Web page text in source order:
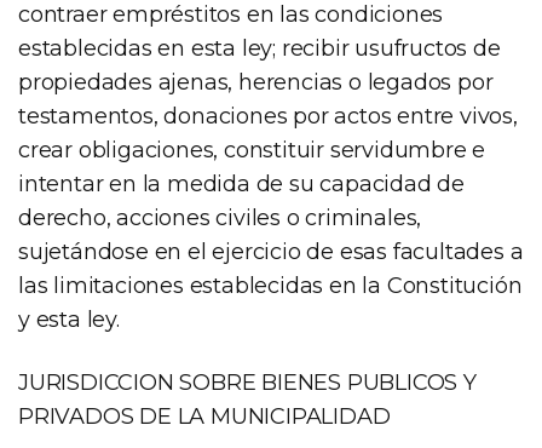
contraer empréstitos en las condiciones
establecidas en esta ley; recibir usufructos de
propiedades ajenas, herencias o legados por
testamentos, donaciones por actos entre vivos,
crear obligaciones, constituir servidumbre e
intentar en la medida de su capacidad de
derecho, acciones civiles o criminales,
sujetándose en el ejercicio de esas facultades a
las limitaciones establecidas en la Constitución
y esta ley.
JURISDICCION SOBRE BIENES PUBLICOS Y
PRIVADOS DE LA MUNICIPALIDAD